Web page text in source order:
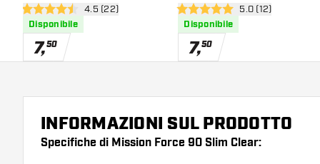
apri pannello recensioni
4.5 stelle di valutazione
4.5 (22)
Disponibile
7,50
apri pannello
5 stelle di valutazione
5.0 (12)
Disponibile
7,50
INFORMAZIONI SUL PRODOTTO
Specifiche di Mission Force 90 Slim Clear: